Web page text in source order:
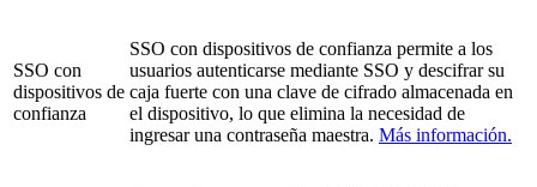
SSO con
dispositivos de
confianza
SSO con dispositivos de confianza permite a los
usuarios autenticarse mediante SSO y descifrar su
caja fuerte con una clave de cifrado almacenada en
el dispositivo, lo que elimina la necesidad de
ingresar una contraseña maestra. Más información.